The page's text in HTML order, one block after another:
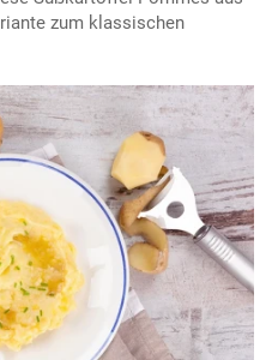
zum klassischen